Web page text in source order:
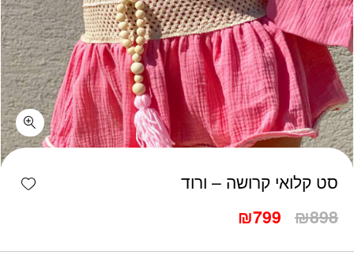
סט קלואי קרושה – ורוד
₪898
המחיר
היה:
₪799 המחיר
הוא:
כמות סט קלואי קרושה - ורוד